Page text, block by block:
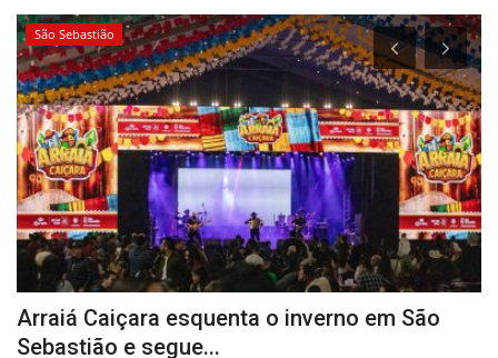
São Sebastião
Arraiá Caiçara esquenta o inverno em São
Sebastião e segue...